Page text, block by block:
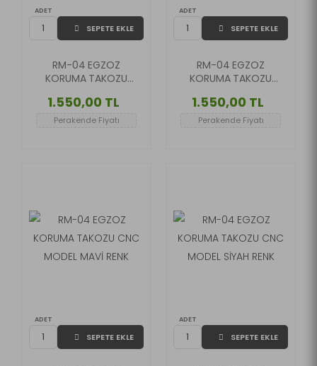
ADET
SEPETE EKLE
RM-04 EGZOZ
KORUMA TAKOZU
RENK
1.550,00 TL
Perakende Fiyatı
ADET
SEPETE EKLE
RM-04 EGZOZ
KORUMA TAKOZU
RENK
1.550,00 TL
Perakende Fiyatı
ADET
SEPETE EKLE
ADET
SEPETE EKLE